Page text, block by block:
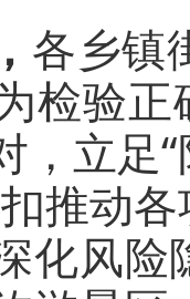
各乡镇
检验正
，立足
推动
化风险